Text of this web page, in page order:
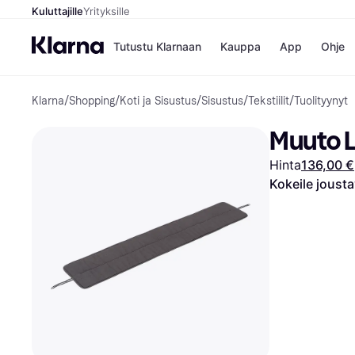
KuluttajilleYrityksille
Tutustu Klarnaan Kauppa
Kaupat
Gigantti
H&M
Peten
Wolt
App Ohje
Klarna/Shopping/Koti ja Sisustus/Sisustus/Tekstiilit/Tuolityynyt
Muuto
Hinta136,00 €
Kokeile